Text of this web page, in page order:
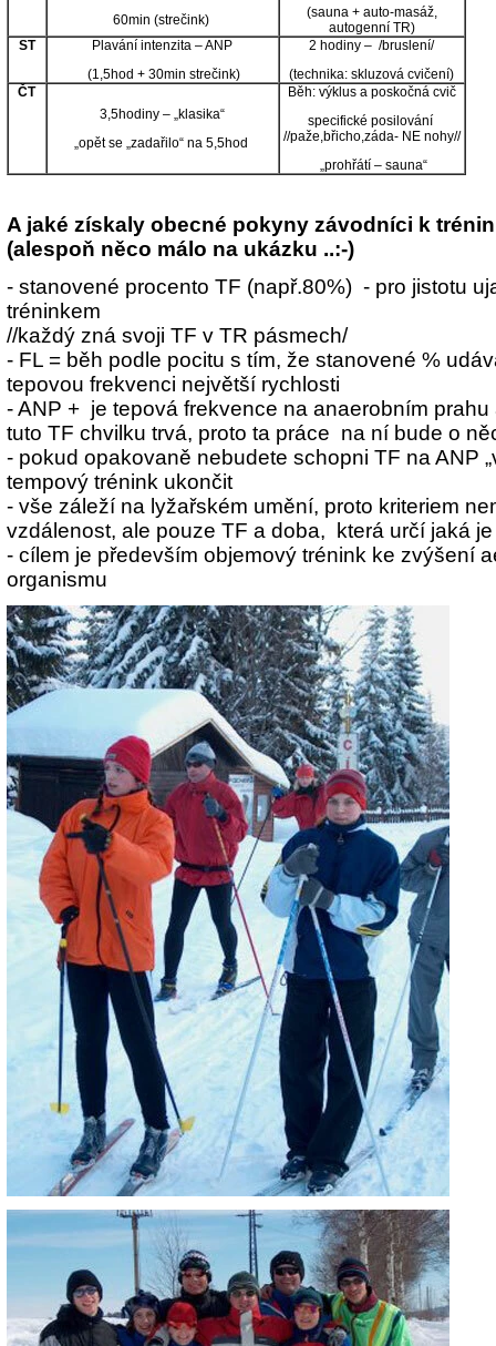
60min (strečink)
(sauna + auto-masáž,
autogenní TR)
ST
Plavání intenzita – ANP
(1,5hod + 30min strečink)
2 hodiny – /bruslení/
(technika: skluzová cvičení)
ČT
3,5hodiny – „klasika“
„opět se „zadařilo“ na 5,5hod
Běh: výklus a poskočná cvič
specifické posilování
//paže,břicho,záda- NE nohy//
„prohřátí – sauna“
A jaké získaly obecné pokyny závodníci k
(alespoň něco málo na ukázku ..:-)
- stanovené procento TF (např.80%) - pro jistotu
tréninkem
//každý zná svoji TF v TR pásmech/
- FL = běh podle pocitu s tím, že stanovené %
tepovou frekvenci největší rychlosti
- ANP + je tepová frekvence na anaerobním
tuto TF chvilku trvá, proto ta práce na ní bude o
- pokud opakovaně nebudete schopni TF na ANP
tempový trénink ukončit
- vše záleží na lyžařském umění, proto kriteriem
vzdálenost, ale pouze TF a doba, která určí jaká
- cílem je především objemový trénink ke zvýšení
organismu